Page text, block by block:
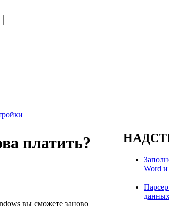
платить?
вы сможете заново
Word